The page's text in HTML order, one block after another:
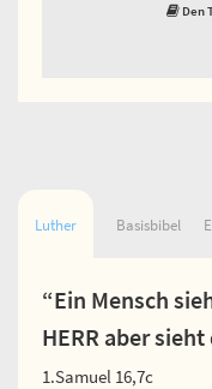
Den
Luther Basisbibel
“Ein Mensch
HERR aber sieht
1.Samuel 16,7c